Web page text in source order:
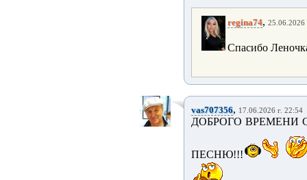
regina74, 25.06.2026
Спасибо
vas707356, 17.06.2026 г. 22:54
ДОБРОГО ВРЕМЕНИ
ПЕСНЮ!!!